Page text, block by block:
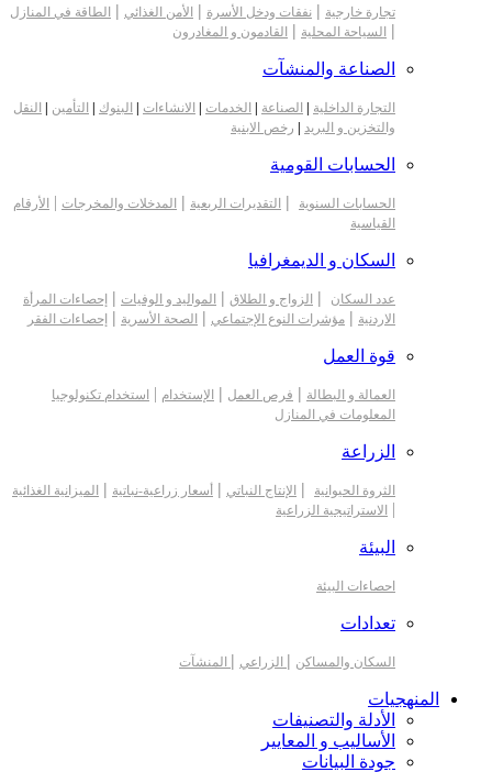
تجارة خارجية | نفقات ودخل الأسرة | الأمن الغذائي | الطاقة في المنازل
| السياحة المحلية | القادمون و المغادرون
الصناعة والمنشآت
التجارة الداخلية الصناعة الخدمات الانشاءات البنوك التأمين
النقل
والتخزين و البريد
رخص الابنية
الحسابات القومية
الحسابات السنوية | التقديرات الربعية | المدخلات والمخرجات |
الأرقام
القياسية
السكان و الديمغرافيا
عدد السكان | الزواج و الطلاق | المواليد و الوفيات | إحصاءات المرأة
الاردنية | مؤشرات النوع الإجتماعي | الصحة الأسرية | إحصاءات الفقر
قوة العمل
العمالة و البطالة | فرص العمل | الإستخدام |
استخدام تكنولوجيا
المعلومات في المنازل
الزراعة
الثروة الحيوانية | الإنتاج النباتي | أسعار زراعية-نباتية | الميزانية الغذائية
| الاستراتيجية الزراعية
البيئة
احصاءات البيئة
تعدادات
السكان والمساكن | الزراعي | المنشآت
المنهجيات
الأدلة والتصنيفات
الأساليب و المعايير
جودة البيانات